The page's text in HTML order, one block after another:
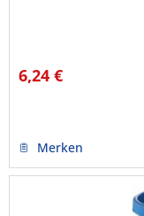
6,24 €
Merken